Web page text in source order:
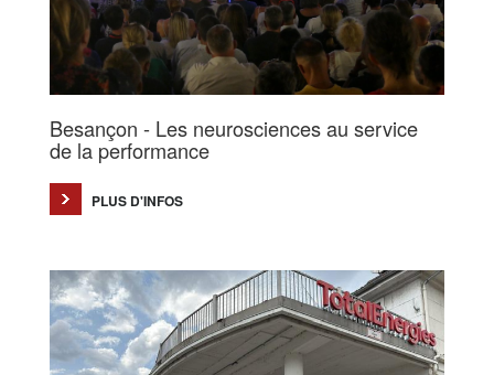
Besançon - Les neurosciences au service
de la performance
PLUS D'INFOS